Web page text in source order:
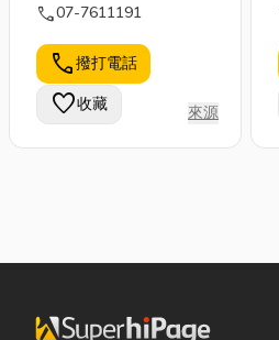
call07-7611191
call撥打電話
favorite收藏 來源